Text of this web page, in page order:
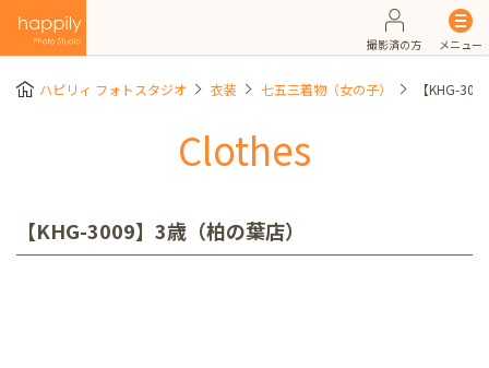
撮影済の方 メニュー
ハピリィ フォトスタジオ 衣装 七五三着物（女の子） 【KHG-
Clothes
【KHG-3009】3歳（柏の葉店）